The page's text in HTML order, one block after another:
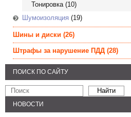
Тонировка(10)
Шумоизоляция (19)
Шины и диски (26)
Штрафы за нарушение ПДД (28)
ПОИСК ПО САЙТУ
НОВОСТИ